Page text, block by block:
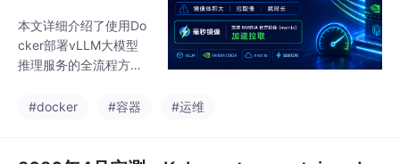
6年4月实测）
本文详细介绍了使用Do
cker部署vLLM大模型
推理服务的全流程方
的Docker Hub访问受
#docker #容器 #运维